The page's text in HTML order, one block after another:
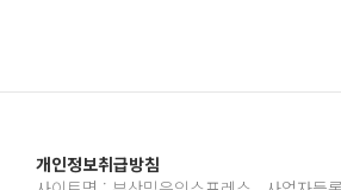
개인정보취급방침